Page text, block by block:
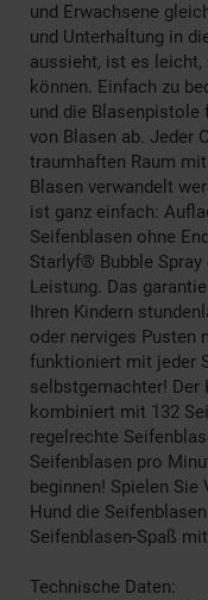
und Erwachsene
und Unterhaltung in
aussieht, ist es
können. Einfach zu
und die Blasenpistole
von Blasen ab. Jeder
traumhaften Raum
Blasen verwandelt
ist ganz einfach:
Seifenblasen ohne
Starlyf® Bubble
Leistung. Das
Ihren Kindern
oder nerviges Pusten
funktioniert mit jeder
selbstgemachter!
kombiniert mit 132
regelrechte
Seifenblasen pro
beginnen! Spielen
Hund die
Seifenblasen-Spaß
Technische Daten: